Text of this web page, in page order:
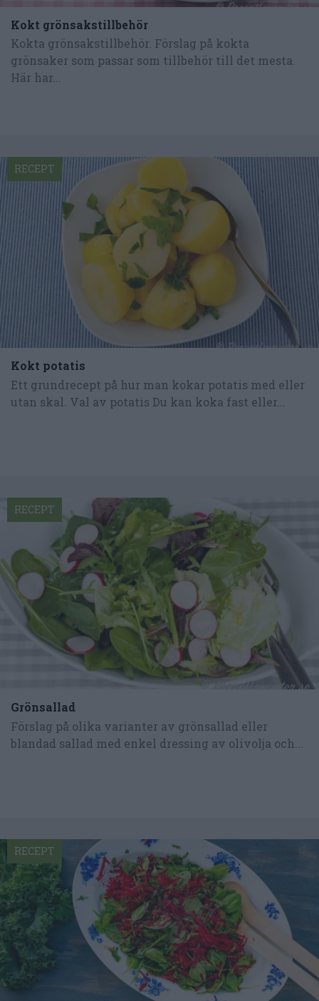
Kokt grönsakstillbehör
Kokta grönsakstillbehör. Förslag på kokta
grönsaker som passar som tillbehör till det mesta.
Här har...
Kokt potatis
Ett grundrecept på hur man kokar potatis med eller
utan skal. Val av potatis Du kan koka fast eller...
RECEPT
Grönsallad
Förslag på olika varianter av grönsallad eller
blandad sallad med enkel dressing av olivolja och...
RECEPT
RECEPT